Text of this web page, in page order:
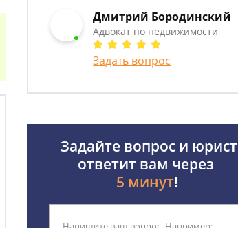
Дмитрий Бородинский
Адвокат по недвижимости
Задать вопрос
Задайте вопрос и юрист
ответит вам через
5 минут!